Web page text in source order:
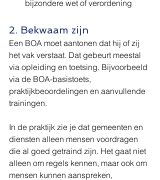
bijzondere wet of verordening
2. Bekwaam zijn
Een BOA moet aantonen dat hij of zij
het vak verstaat. Dat gebeurt meestal
via opleiding en toetsing. Bijvoorbeeld
via de BOA-basistoets,
praktijkbeoordelingen en aanvullende
trainingen.
In de praktijk zie je dat gemeenten en
diensten alleen mensen voordragen
die al goed getraind zijn. Het gaat niet
alleen om regels kennen, maar ook om
mensen kunnen aanspreken,